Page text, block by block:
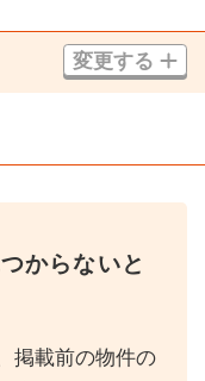
変更する
からないと
掲載前の物件の